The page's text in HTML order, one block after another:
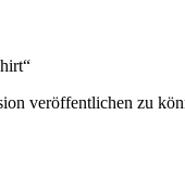
veröffentlichen zu